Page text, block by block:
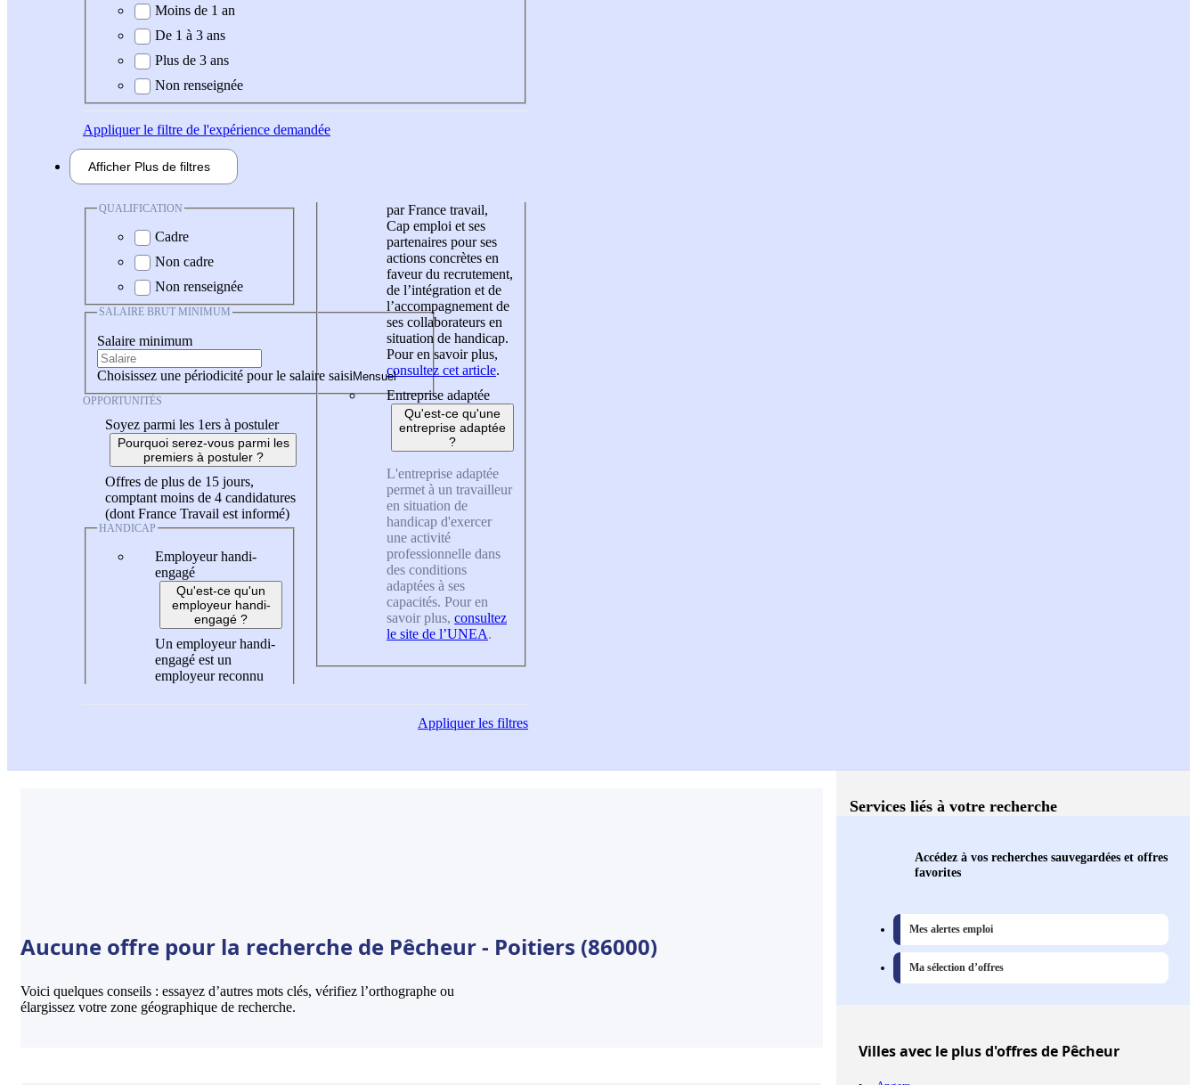
Expérience demandée
Moins de 1 an
De 1 à 3 ans
Plus de 3 ans
Non renseignée
Appliquerle filtre de l'expérience demandée
Afficher Plus de filtres
QUALIFICATION
Cadre
Non cadre
Non renseignée
SALAIRE BRUT MINIMUM
Salaire minimum
Choisissez une périodicité pour le salaire saisi
OPPORTUNITÉS
Soyez parmi les 1ers à postuler
Pourquoi serez-vous parmi les
premiers à postuler ?
Offres de plus de 15 jours,
comptant moins de 4 candidatures
(dont France Travail est informé)
HANDICAP
Employeur handi-
engagé
Qu'est-ce qu'un
employeur handi-
engagé ?
Un employeur handi-
engagé est un
employeur reconnu
par France travail,
Cap emploi et ses
partenaires pour ses
actions concrètes en
faveur du recrutement,
de l’intégration et de
l’accompagnement de
ses collaborateurs en
situation de handicap.
Pour en savoir plus,
consultez cet article.
Entreprise adaptée
Qu'est-ce qu'une
entreprise adaptée
?
L'entreprise adaptée
permet à un travailleur
en situation de
handicap d'exercer
une activité
professionnelle dans
des conditions
adaptées à ses
capacités. Pour en
savoir plus, consultez
le site de l’UNEA.
Appliquerles filtres
Aucune offre pour la recherche de Pêcheur - Poitiers (86000)
Voici quelques conseils : essayez d’autres mots clés, vérifiez l’orthographe ou
élargissez votre zone géographique de recherche.
Services liés à votre recherche
Accédez à vos recherches sauvegardées et offres
favorites
Mes alertes emploi
Ma sélection d’offres
Villesavec le plus d'offres de Pêcheur